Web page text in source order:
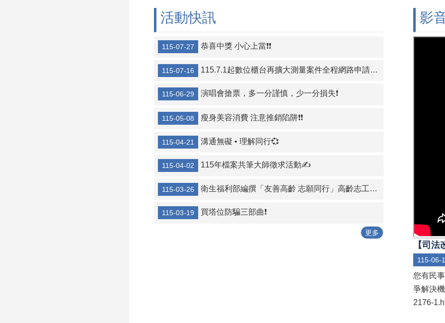
活動快訊
115-07-27 恭喜中獎 小心上當❗❗
115-07-16 115.7.1起數位櫃台再擴大測量案件全程網路申請案件之項目
115-06-29 演唱會搶票，多一分謹慎，少一分損失​​​​​​​​​​​​​​❗
115-05-08 瘦身美容消費 注意推銷陷阱❗❗
115-04-21 溝通無礙 • 理解同行💞
115-04-02 115年檔案共筆大師徵求活動✍️
115-03-26 衛生福利部編撰「友善高齡 志願同行」高齡志工服務手冊
115-03-19 買塔位防騙三部曲❗
更多
影
【司
115-06-
您有民
爭解決
2176-